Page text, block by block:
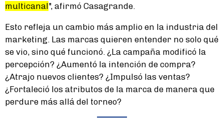
multicanal", afirmó Casagrande.
Esto refleja un cambio más amplio en la industria del
marketing. Las marcas quieren entender no solo qué
se vio, sino qué funcionó. ¿La campaña modificó la
percepción? ¿Aumentó la intención de compra?
¿Atrajo nuevos clientes? ¿Impulsó las ventas?
¿Fortaleció los atributos de la marca de manera que
perdure más allá del torneo?